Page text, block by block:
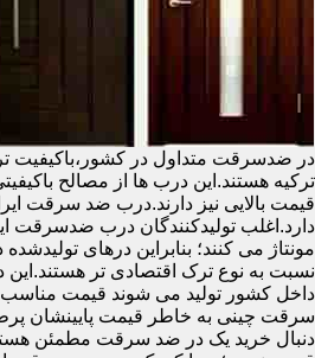
در ضدسرقت متداول در کشور،باکیفیت
ترکیه هستند.این درب ها از مصالح
قیمت بالایی نیز دارند.درب ضد سرقت
دارد.اغلب تولیدکنندگان درب ضدسرقت
مونتاژ می کنند؛ بنابراین درهای
نسبت به نوع ترک اقتصادی تر
داخل کشور تولید می شوند قیمت مناسب
سرقت چینی به خاطر قیمت پایینشان
دنبال خرید یک در ضد سرقت مطمئن